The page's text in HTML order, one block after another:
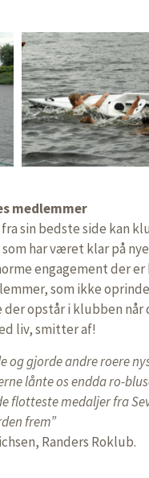
medlemmer
sin bedste side kan
har været klar på
engagement der
som ikke
opstår i klubben når
liv, smitter af!
og gjorde andre roere
lånte os endda ro-
flotteste medaljer fra
frem”
Randers Roklub.